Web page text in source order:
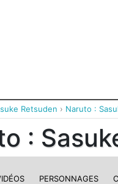
Retsuden › Naruto :
:
PERSONNAGES